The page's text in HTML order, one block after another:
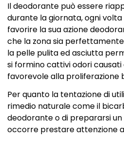
Il deodorante può essere
durante la giornata, ogni volta
favorire la sua azione
che la zona sia
la pelle pulita ed asciutta
si formino cattivi odori
favorevole alla proliferazione
Per quanto la tentazione di
rimedio naturale come il
deodorante o di prepararsi
occorre prestare attenzione